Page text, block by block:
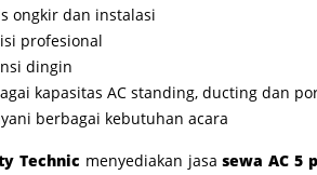
ongkir dan instalasi
profesional
dingin
kapasitas AC standing, ducting dan
berbagai kebutuhan acara
Technic menyediakan jasasewa AC 5